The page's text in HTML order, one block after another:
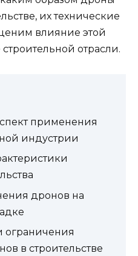
их технические
влияние этой
отрасли.
применения
индустрии
дронов на
ограничения
в строительстве